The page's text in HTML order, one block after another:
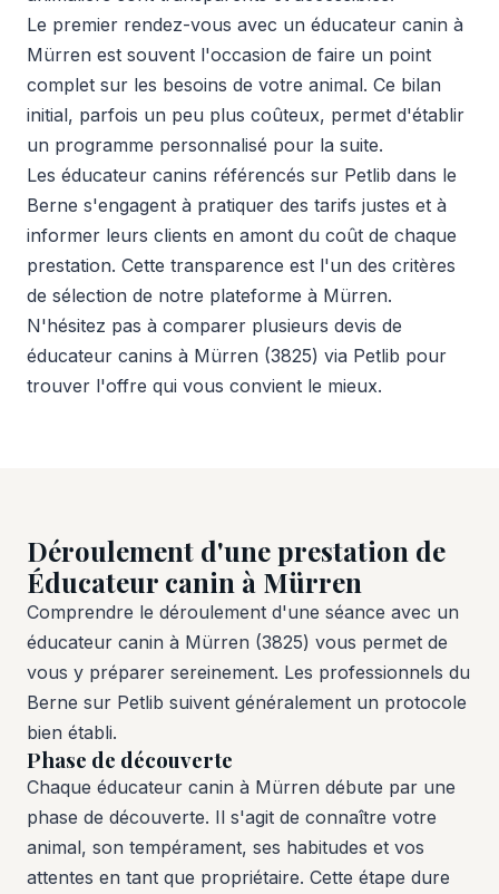
Le premier rendez-vous avec un éducateur canin à
Mürren est souvent l'occasion de faire un point
complet sur les besoins de votre animal. Ce bilan
initial, parfois un peu plus coûteux, permet d'établir
un programme personnalisé pour la suite.
Les éducateur canins référencés sur Petlib dans le
Berne s'engagent à pratiquer des tarifs justes et à
informer leurs clients en amont du coût de chaque
prestation. Cette transparence est l'un des critères
de sélection de notre plateforme à Mürren.
N'hésitez pas à comparer plusieurs devis de
éducateur canins à Mürren (3825) via Petlib pour
trouver l'offre qui vous convient le mieux.
Déroulement d'une prestation de
Éducateur canin à Mürren
Comprendre le déroulement d'une séance avec un
éducateur canin à Mürren (3825) vous permet de
vous y préparer sereinement. Les professionnels du
Berne sur Petlib suivent généralement un protocole
bien établi.
Phase de découverte
Chaque éducateur canin à Mürren débute par une
phase de découverte. Il s'agit de connaître votre
animal, son tempérament, ses habitudes et vos
attentes en tant que propriétaire. Cette étape dure